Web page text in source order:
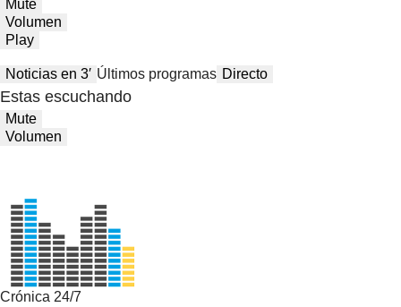
Mute
Volumen
Play
Noticias en 3′ Últimos programas Directo
Estas escuchando
Mute
Volumen
Crónica 24/7